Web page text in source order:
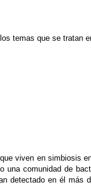
temas que se tratan
viven en simbiosis
comunidad de
en él más